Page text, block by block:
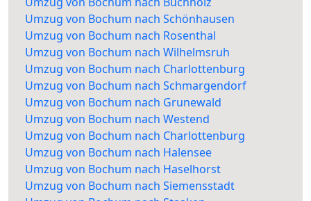
Umzug von Bochum nach Schönhausen
Umzug von Bochum nach Rosenthal
Umzug von Bochum nach Wilhelmsruh
Umzug von Bochum nach Charlottenburg
Umzug von Bochum nach Schmargendorf
Umzug von Bochum nach Grunewald
Umzug von Bochum nach Westend
Umzug von Bochum nach Charlottenburg
Umzug von Bochum nach Halensee
Umzug von Bochum nach Haselhorst
Umzug von Bochum nach Siemensstadt